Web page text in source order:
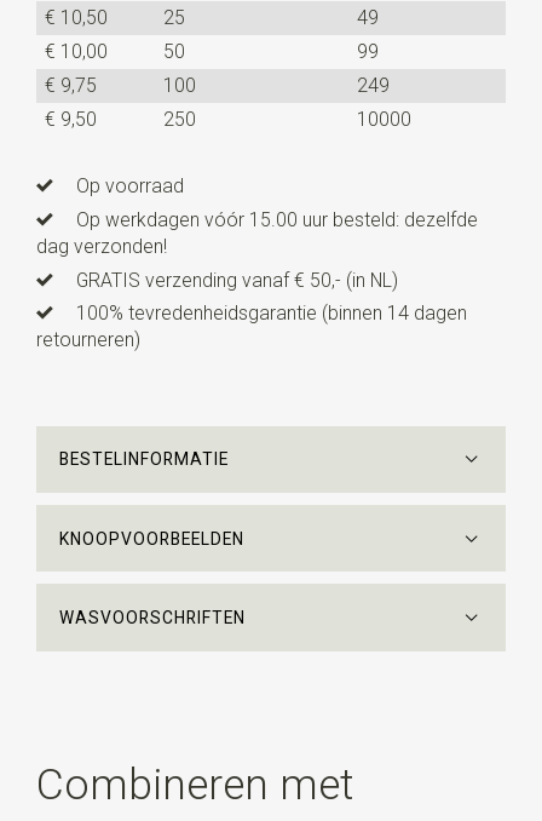
€ 10,50
25
49
€ 10,00
50
99
€ 9,75
100
249
€ 9,50
250 10000
Op voorraad
Op werkdagen vóór 15.00 uur besteld: dezelfde
dag verzonden!
GRATIS verzending vanaf € 50,- (in NL)
100% tevredenheidsgarantie (binnen 14 dagen
retourneren)
BESTELINFORMATIE
KNOOPVOORBEELDEN
WASVOORSCHRIFTEN
Combineren met